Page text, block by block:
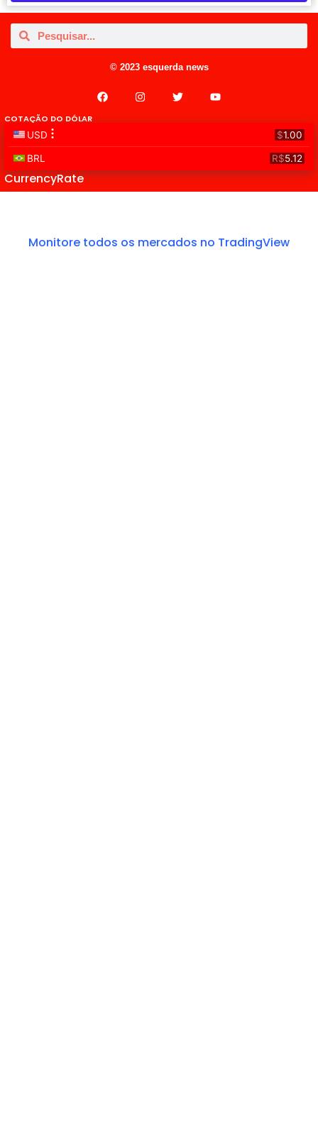
© 2023 esquerda news
COTAÇÃO DO DÓLAR
CurrencyRate
Monitore todos os mercados no TradingView